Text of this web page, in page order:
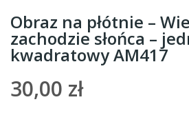
Obraz na płótnie –
zachodzie słońca –
kwadratowy AM417
30,00 zł